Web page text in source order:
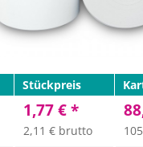
Stückpreis
1,77 € *
2,11 € brutto